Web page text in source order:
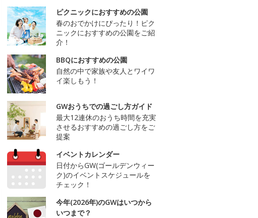
ピクニックにおすすめの公園
春のおでかけにぴったり！ピク
ニックにおすすめの公園をご紹
介！
BBQにおすすめの公園
自然の中で家族や友人とワイワ
イ楽しもう！
GWおうちでの過ごし方ガイド
最大12連休のおうち時間を充実
させるおすすめの過ごし方をご
提案
イベントカレンダー
日付からGW(ゴールデンウィー
ク)のイベントスケジュールを
チェック！
今年(2026年)のGWはいつから
いつまで？